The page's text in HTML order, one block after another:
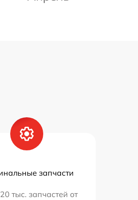
запчасти
тыс. запчастей от